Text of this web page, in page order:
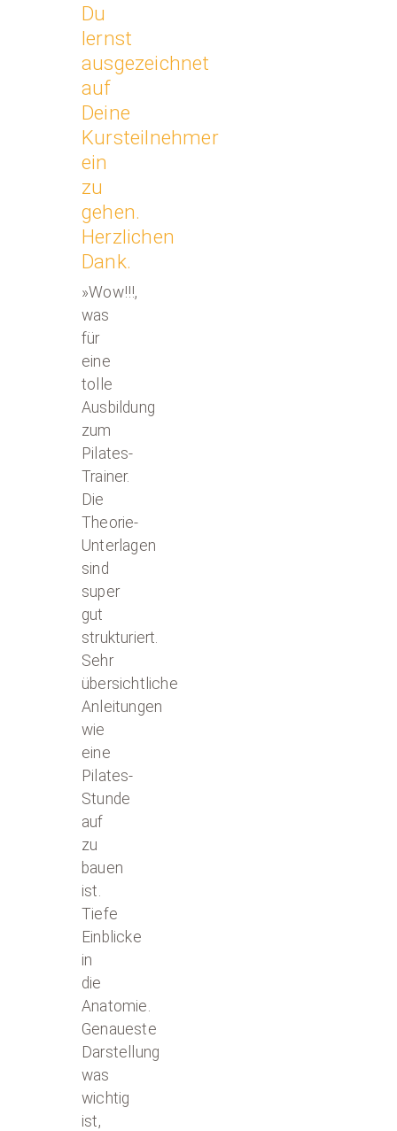
Du
lernst
ausgezeichnet
auf
Deine
Kursteilnehmer
ein
zu
gehen.
Herzlichen
Dank.
»Wow!!!,
was
für
eine
tolle
Ausbildung
zum
Pilates-
Trainer.
Die
Theorie-
Unterlagen
sind
super
gut
strukturiert.
Sehr
übersichtliche
Anleitungen
wie
eine
Pilates-
Stunde
auf
zu
bauen
ist.
Tiefe
Einblicke
in
die
Anatomie.
Genaueste
Darstellung
was
wichtig
ist,